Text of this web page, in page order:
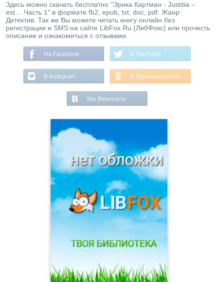
Здесь можно скачать бесплатно "Эрика Картман - Justitia –
est… Часть 1" в формате fb2, epub, txt, doc, pdf. Жанр:
Детектив. Так же Вы можете читать книгу онлайн без
регистрации и SMS на сайте LibFox.Ru (ЛибФокс) или прочесть
описание и ознакомиться с отзывами.
На Facebook В Твиттере
В Instagram В Одноклассниках
Мы Вконтакте